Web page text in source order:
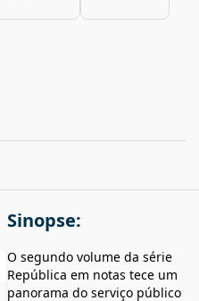
Sinopse:
O segundo volume da série
República em notas tece um
panorama do serviço público